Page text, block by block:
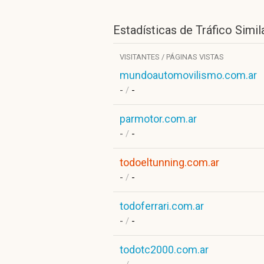
Estadísticas de Tráfico
VISITANTES / PÁGINAS VISTAS
mundoautomovilismo.com.ar
- / -
parmotor.com.ar
- / -
todoeltunning.com.ar
- / -
todoferrari.com.ar
- / -
todotc2000.com.ar